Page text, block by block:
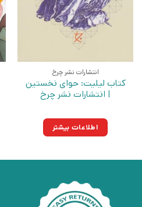
انتشارات نشر چرخ
کتاب لیلیت: حوای نخستین
| انتشارات نشر چرخ
اطلاعات بیشتر